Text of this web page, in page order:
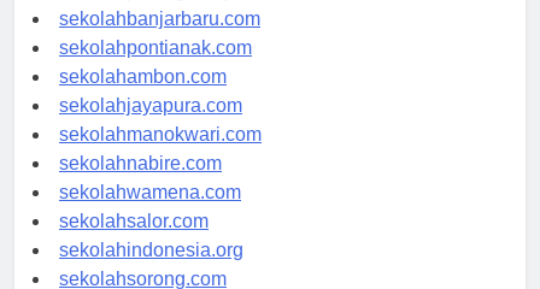
sekolahpalangkaraya.com
sekolahbanjarbaru.com
sekolahpontianak.com
sekolahambon.com
sekolahjayapura.com
sekolahmanokwari.com
sekolahnabire.com
sekolahwamena.com
sekolahsalor.com
sekolahindonesia.org